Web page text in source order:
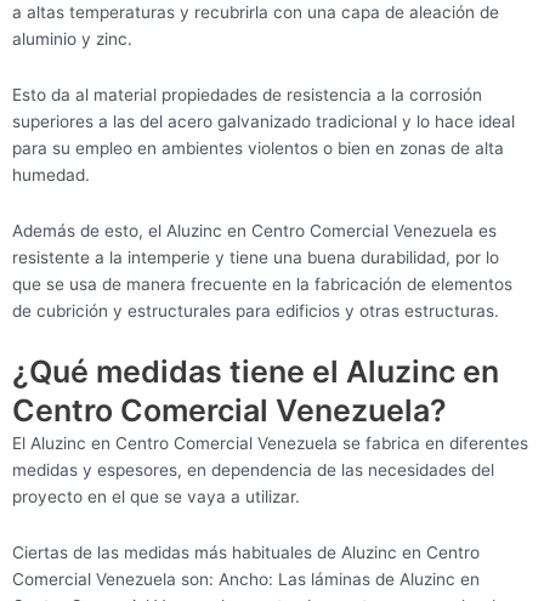
a altas temperaturas y recubrirla con una capa de aleación de
aluminio y zinc.
Esto da al material propiedades de resistencia a la corrosión
superiores a las del acero galvanizado tradicional y lo hace ideal
para su empleo en ambientes violentos o bien en zonas de alta
humedad.
Además de esto, el Aluzinc en Centro Comercial Venezuela es
resistente a la intemperie y tiene una buena durabilidad, por lo
que se usa de manera frecuente en la fabricación de elementos
de cubrición y estructurales para edificios y otras estructuras.
¿Qué medidas tiene el Aluzinc en
Centro Comercial Venezuela?
El Aluzinc en Centro Comercial Venezuela se fabrica en diferentes
medidas y espesores, en dependencia de las necesidades del
proyecto en el que se vaya a utilizar.
Ciertas de las medidas más habituales de Aluzinc en Centro
Comercial Venezuela son: Ancho: Las láminas de Aluzinc en